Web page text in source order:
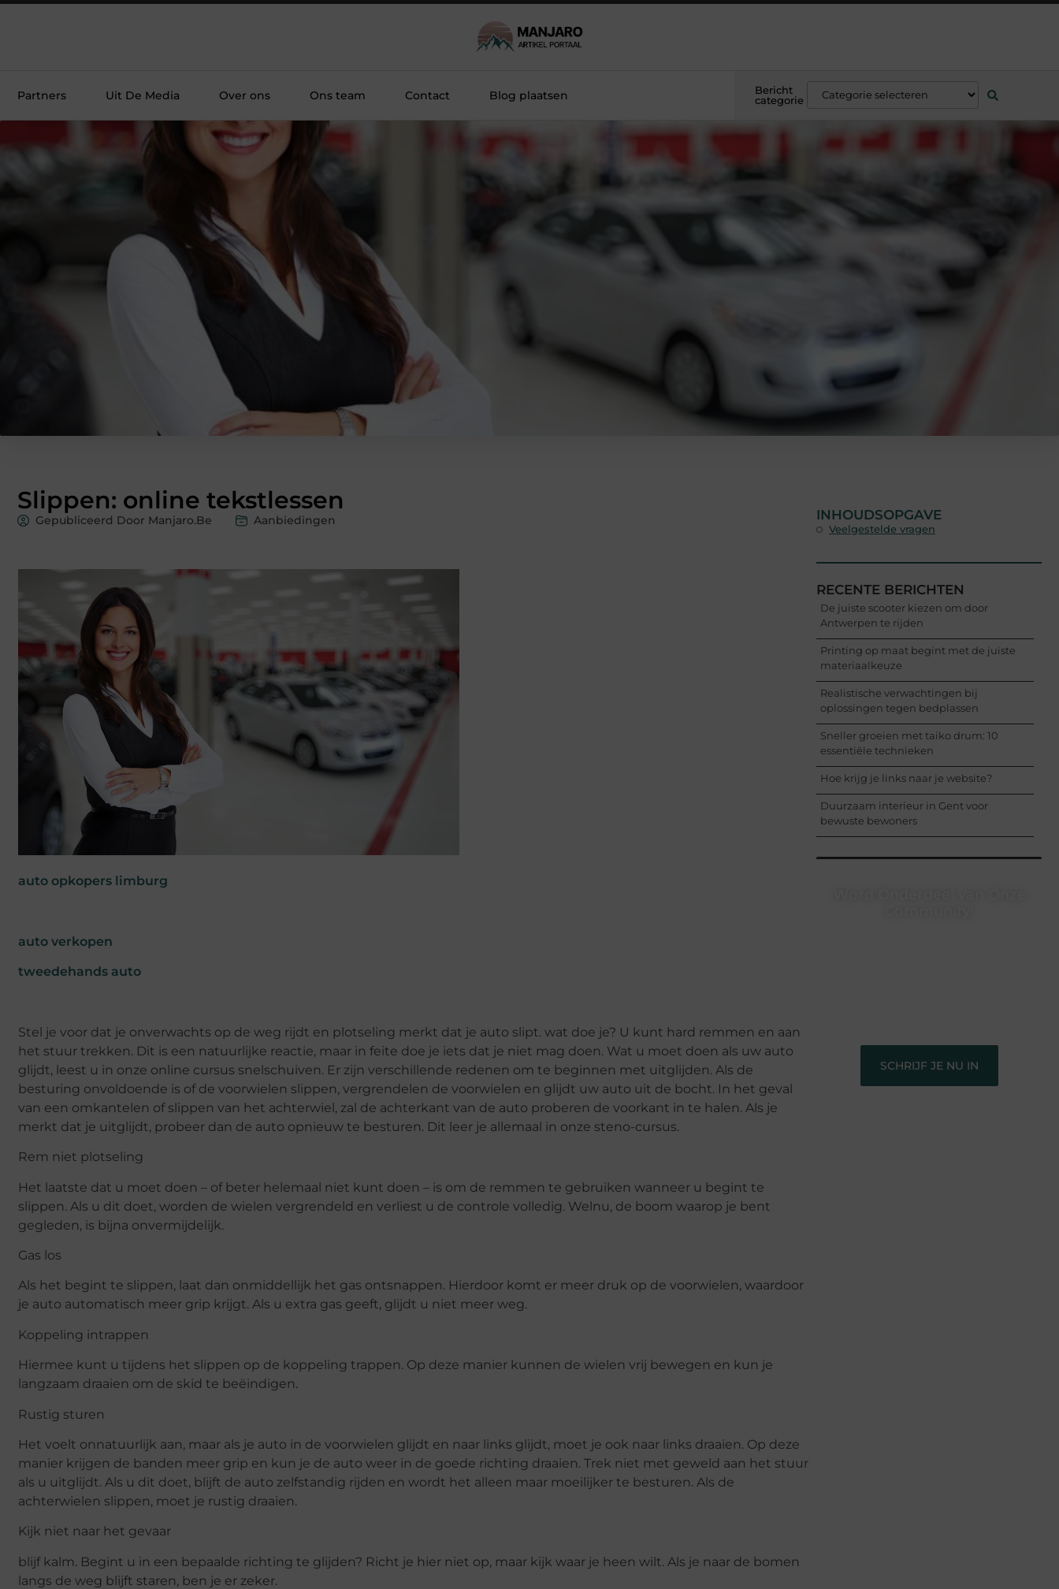
Partners Uit De Media Over ons Ons team Contact Blog plaatsen
Bericht
categorie
Slippen: online tekstlessen
Gepubliceerd Door Manjaro.be Aanbiedingen
auto opkopers limburg
auto verkopen
tweedehands auto
Stel je voor dat je onverwachts op de weg rijdt en plotseling merkt dat je auto slipt. wat doe je? U kunt hard remmen en aan
het stuur trekken. Dit is een natuurlijke reactie, maar in feite doe je iets dat je niet mag doen. Wat u moet doen als uw auto
glijdt, leest u in onze online cursus snelschuiven. Er zijn verschillende redenen om te beginnen met uitglijden. Als de
besturing onvoldoende is of de voorwielen slippen, vergrendelen de voorwielen en glijdt uw auto uit de bocht. In het geval
van een omkantelen of slippen van het achterwiel, zal de achterkant van de auto proberen de voorkant in te halen. Als je
merkt dat je uitglijdt, probeer dan de auto opnieuw te besturen. Dit leer je allemaal in onze steno-cursus.
Rem niet plotseling
Het laatste dat u moet doen – of beter helemaal niet kunt doen – is om de remmen te gebruiken wanneer u begint te
slippen. Als u dit doet, worden de wielen vergrendeld en verliest u de controle volledig. Welnu, de boom waarop je bent
gegleden, is bijna onvermijdelijk.
Gas los
Als het begint te slippen, laat dan onmiddellijk het gas ontsnappen. Hierdoor komt er meer druk op de voorwielen, waardoor
je auto automatisch meer grip krijgt. Als u extra gas geeft, glijdt u niet meer weg.
Koppeling intrappen
Hiermee kunt u tijdens het slippen op de koppeling trappen. Op deze manier kunnen de wielen vrij bewegen en kun je
langzaam draaien om de skid te beëindigen.
Rustig sturen
Het voelt onnatuurlijk aan, maar als je auto in de voorwielen glijdt en naar links glijdt, moet je ook naar links draaien. Op deze
manier krijgen de banden meer grip en kun je de auto weer in de goede richting draaien. Trek niet met geweld aan het stuur
als u uitglijdt. Als u dit doet, blijft de auto zelfstandig rijden en wordt het alleen maar moeilijker te besturen. Als de
achterwielen slippen, moet je rustig draaien.
Kijk niet naar het gevaar
blijf kalm. Begint u in een bepaalde richting te glijden? Richt je hier niet op, maar kijk waar je heen wilt. Als je naar de bomen
langs de weg blijft staren, ben je er zeker.
INHOUDSOPGAVE
Veelgestelde vragen
RECENTE BERICHTEN
De juiste scooter kiezen om door
Antwerpen te rijden
Printing op maat begint met de juiste
materiaalkeuze
Realistische verwachtingen bij
oplossingen tegen bedplassen
Sneller groeien met taiko drum: 10
essentiële technieken
Hoe krijg je links naar je website?
Duurzaam interieur in Gent voor
bewuste bewoners
SCHRIJF JE NU IN